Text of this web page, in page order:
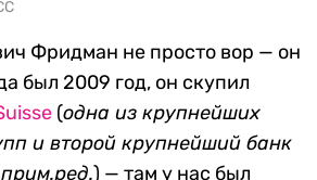
Фридман не просто вор — он
был 2009 год, он скупил
(одна из крупнейших
и второй крупнейший банк
) — там у нас был